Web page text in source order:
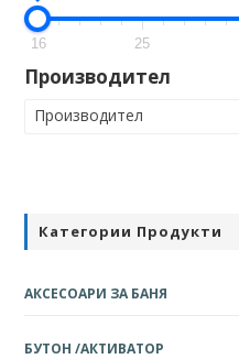
16 25
Производител
Производител
Категории Продукти
АКСЕСОАРИ ЗА БАНЯ
БУТОН /АКТИВАТОР